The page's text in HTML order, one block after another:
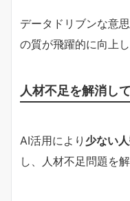
データドリブンな意
の質が飛躍的に向上し
人材不足を解消し
AI活用により 少ない
し、人材不足問題を